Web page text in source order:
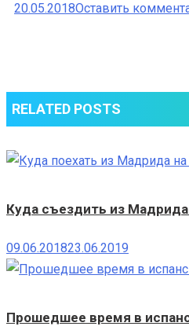
20.05.2018Оставить
RELATED POSTS
Куда съездить из
09.06.201823.06.2019
Прошедшее время в